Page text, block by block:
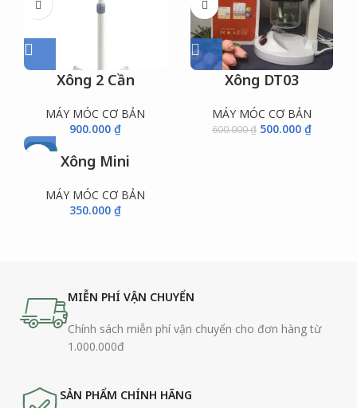
Xông 2 Cần
MÁY MÓC CƠ BẢN
900.000 ₫
Xông DT03
MÁY MÓC CƠ BẢN
600.000₫ 500.000 ₫
NEW
Xông Mini
MÁY MÓC CƠ BẢN
350.000 ₫
MIỄN PHÍ VẬN CHUYỂN
Chính sách miễn phí vận chuyển cho đơn hàng từ
1.000.000đ
SẢN PHẨM CHÍNH HÃNG